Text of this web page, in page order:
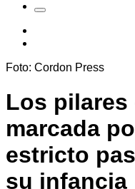
Foto: Cordon Press
Los pilares
marcada
estricto
su infancia